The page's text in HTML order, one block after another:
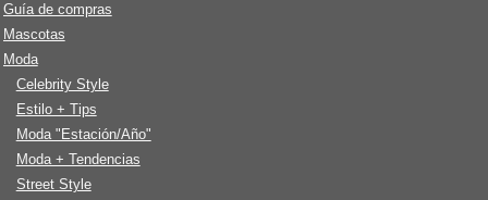
Guía de compras
Mascotas
Moda
Celebrity Style
Estilo + Tips
Moda "Estación/Año"
Moda + Tendencias
Street Style